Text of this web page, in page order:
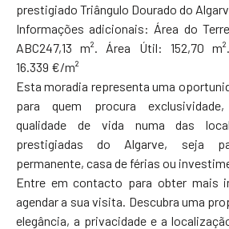
prestigiado Triângulo Dourado do
Informações adicionais: Área do
ABC247,13 m². Área Útil: 152,70
16.339 €/m²
Esta moradia representa uma
para quem procura
qualidade de vida numa das
prestigiadas do Algarve, seja
permanente, casa de férias ou
Entre em contacto para obter mais
agendar a sua visita. Descubra uma
elegância, a privacidade e a